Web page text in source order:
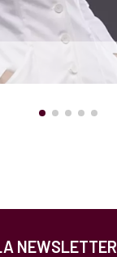
NEWSLETTER